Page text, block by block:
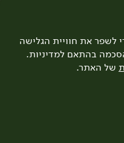
לשפר את חוויית הגלישה
בהתאם למדיניות.
של האתר.
פרטיות
עיצוב:3bears פיתוח:Quatro